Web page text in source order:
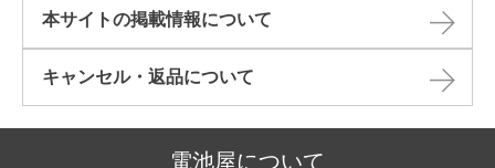
本サイトの掲載情報について​
キャンセル・返品について​
電池屋について